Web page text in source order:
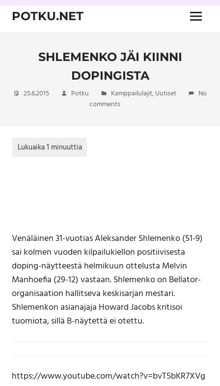
content
POTKU.NET
kamppailulajien
Menu
SHLEMENKO JÄI KIINNI
DOPINGISTA
25.6.2015 Potku Kamppailulajit,Uutiset
No
comments
Venäläinen 31-vuotias Aleksander Shlemenko (51-9)
sai kolmen vuoden kilpailukiellon positiivisesta
doping-näytteestä helmikuun ottelusta Melvin
Manhoefia (29-12) vastaan. Shlemenko on Bellator-
organisaation hallitseva keskisarjan mestari.
Shlemenkon asianajaja Howard Jacobs kritisoi
tuomiota, sillä B-näytettä ei otettu.
https://www.youtube.com/watch?v=bvT5bKR7XVg